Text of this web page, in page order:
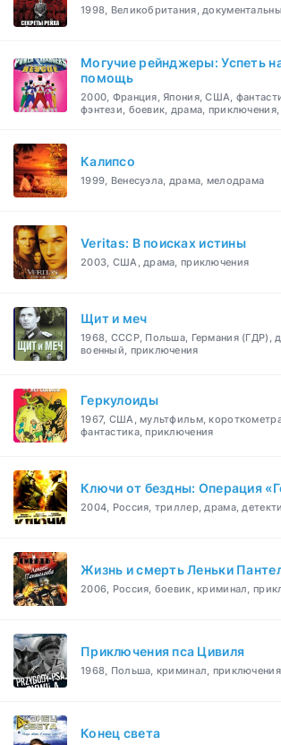
1998, Великобритания,
Могучие рейнджеры: Успеть
помощь
2000, Франция, Япония, США,
фэнтези, боевик, драма,
Калипсо
1999, Венесуэла, драма, мелодрама
Veritas: В поисках истины
2003, США, драма, приключения
Щит и меч
1968, СССР, Польша, Германия (ГДР),
военный, приключения
Геркулоиды
1967, США, мультфильм,
фантастика, приключения
Ключи от бездны: Операция
2004, Россия, триллер, драма,
Жизнь и смерть Леньки
2006, Россия, боевик, криминал,
Приключения пса Цивиля
1968, Польша, криминал, приключения
Конец света